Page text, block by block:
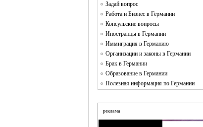
Задай вопрос
Работа и Бизнес в Германии
Консульские вопросы
Иностранцы в Германии
Иммиграция в Германию
Организации и законы в Германии
Брак в Германии
Образование в Германии
Полезная информация по Германии
реклама